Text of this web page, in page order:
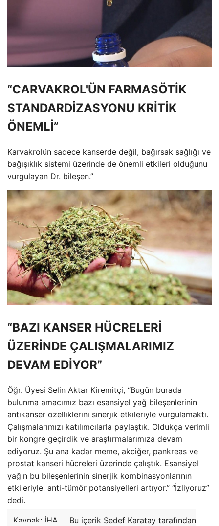
“CARVAKROL'ÜN FARMASÖTİK
STANDARDİZASYONU KRİTİK
ÖNEMLİ”
Karvakrolün sadece kanserde değil, bağırsak sağlığı ve
bağışıklık sistemi üzerinde de önemli etkileri olduğunu
vurgulayan Dr. bileşen.”
“BAZI KANSER HÜCRELERİ
ÜZERİNDE ÇALIŞMALARIMIZ
DEVAM EDİYOR”
Öğr. Üyesi Selin Aktar Kiremitçi, “Bugün burada
bulunma amacımız bazı esansiyel yağ bileşenlerinin
antikanser özelliklerini sinerjik etkileriyle vurgulamaktı.
Çalışmalarımızı katılımcılarla paylaştık. Oldukça verimli
bir kongre geçirdik ve araştırmalarımıza devam
ediyoruz. Şu ana kadar meme, akciğer, pankreas ve
prostat kanseri hücreleri üzerinde çalıştık. Esansiyel
yağın bu bileşenlerinin sinerjik kombinasyonlarının
etkileriyle, anti-tümör potansiyelleri artıyor.” “İzliyoruz”
dedi.
Kaynak: İHA Bu içerik Sedef Karatay tarafından